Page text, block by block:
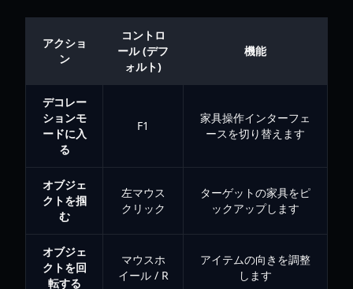
アクショ
ン
コントロ
ール (デフ
ォルト)
機能
デコレー
ションモ
ードに入
る
F1
家具操作インターフェ
ースを切り替えます
オブジェ
クトを掴
む
左マウス
クリック
ターゲットの家具をピ
ックアップします
オブジェ
クトを回
転する
マウスホ
イール / R
アイテムの向きを調整
します